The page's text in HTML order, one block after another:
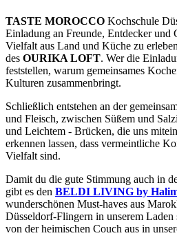
TASTE MOROCCO Kochschule
Einladung an Freunde, Entdecker und
Vielfalt aus Land und Küche zu
des OURIKA LOFT. Wer die
feststellen, warum gemeinsames
Kulturen zusammenbringt.
Schließlich entstehen an der
und Fleisch, zwischen Süßem und
und Leichtem - Brücken, die uns
erkennen lassen, dass vermeintliche
Vielfalt sind.
Damit du die gute Stimmung auch in
gibt es den BELDI LIVING by
wunderschönen Must-haves aus
Düsseldorf-Flingern in unserem Laden
von der heimischen Couch aus in